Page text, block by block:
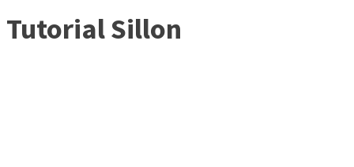
Tutorial Sillon